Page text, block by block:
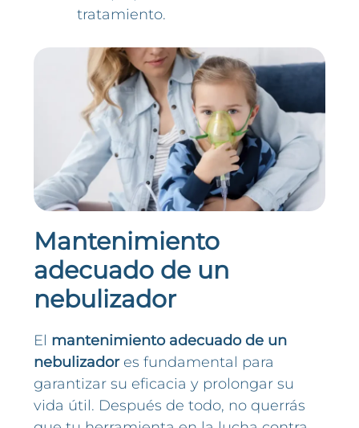
tratamiento.
Mantenimiento
adecuado de un
nebulizador
El mantenimiento adecuado de un
nebulizadores fundamental para
garantizar su eficacia y prolongar su
vida útil. Después de todo, no querrás